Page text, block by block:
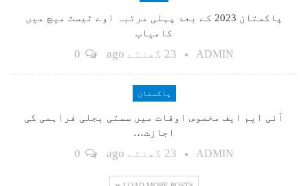
پاکستان 2023 کے بعد پہلی مرتبہ اوے ٹیسٹ میچ میں
کامیاب
ADMIN 23 گھنٹے ago
پاکستان
آئی ایم ایف مخصوص اوقات میں سستی بجلی فراہمی کی
اجازت…
ADMIN 23 گھنٹے ago